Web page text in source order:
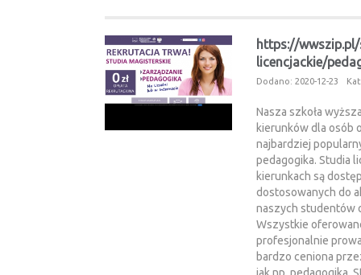
https://
licencjackie/
Dodano: 2020-12-23
Nasza szkoła
kierunków dla osób
najbardziej
pedagogika. Studia
kierunkach są
dostosowanych do
naszych studentów
Wszystkie
profesjonalnie
bardzo ceniona